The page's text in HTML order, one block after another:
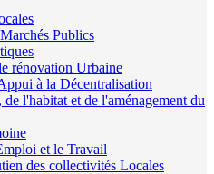
Publics
rénovation Urbaine
à la Décentralisation
l'habitat et de l'aménagement du
et le Travail
des collectivités Locales